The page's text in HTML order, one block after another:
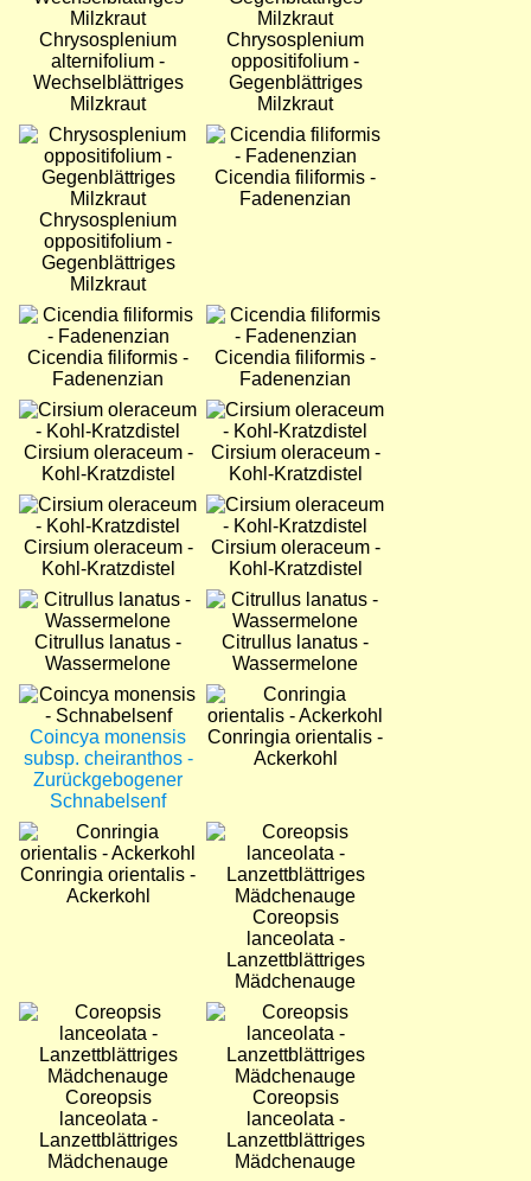
Chrysosplenium
alternifolium -
Wechselblättriges
Milzkraut
Chrysosplenium
oppositifolium -
Gegenblättriges
Milzkraut
Bild
Chrysosplenium
oppositifolium -
Gegenblättriges
Milzkraut
Bild
Cicendia filiformis -
Fadenenzian
Bild
Cicendia filiformis -
Fadenenzian
Bild
Cicendia filiformis -
Fadenenzian
Bild
Cirsium oleraceum -
Kohl-Kratzdistel
Bild
Cirsium oleraceum -
Kohl-Kratzdistel
Bild
Cirsium oleraceum -
Kohl-Kratzdistel
Bild
Cirsium oleraceum -
Kohl-Kratzdistel
Bild
Citrullus lanatus -
Wassermelone
Bild
Citrullus lanatus -
Wassermelone
Bild
Coincya monensis
subsp. cheiranthos -
Zurückgebogener
Schnabelsenf
Bild
Conringia orientalis -
Ackerkohl
Bild
Conringia orientalis -
Ackerkohl
Bild
Coreopsis
lanceolata -
Lanzettblättriges
Mädchenauge
Bild
Coreopsis
lanceolata -
Lanzettblättriges
Mädchenauge
Bild
Coreopsis
lanceolata -
Lanzettblättriges
Mädchenauge